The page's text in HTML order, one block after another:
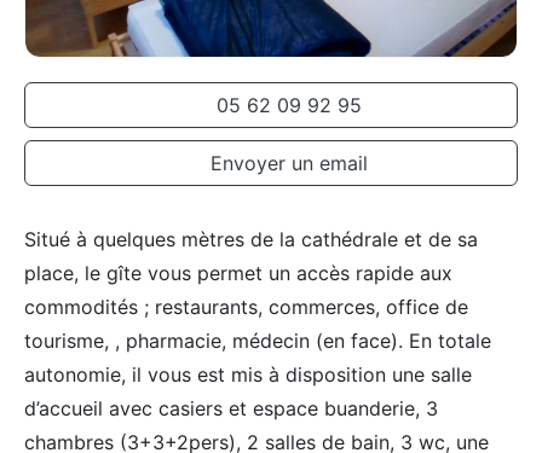
05 62 09 92 95
Envoyer un email
Situé à quelques mètres de la cathédrale et de sa
place, le gîte vous permet un accès rapide aux
commodités ; restaurants, commerces, office de
tourisme, , pharmacie, médecin (en face). En totale
autonomie, il vous est mis à disposition une salle
d’accueil avec casiers et espace buanderie, 3
chambres (3+3+2pers), 2 salles de bain, 3 wc, une